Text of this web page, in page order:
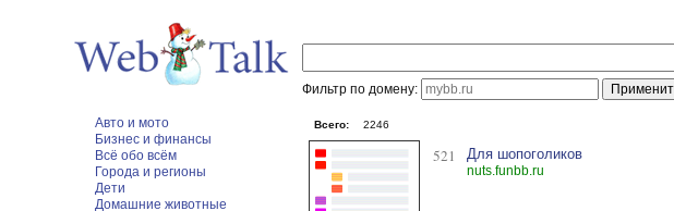
Фильтр по домену:
Авто и мото
Бизнес и финансы
Всё обо всём
Города и регионы
Дети
Домашние животные
Всего: 2246
521 Для шопоголиков
nuts.funbb.ru